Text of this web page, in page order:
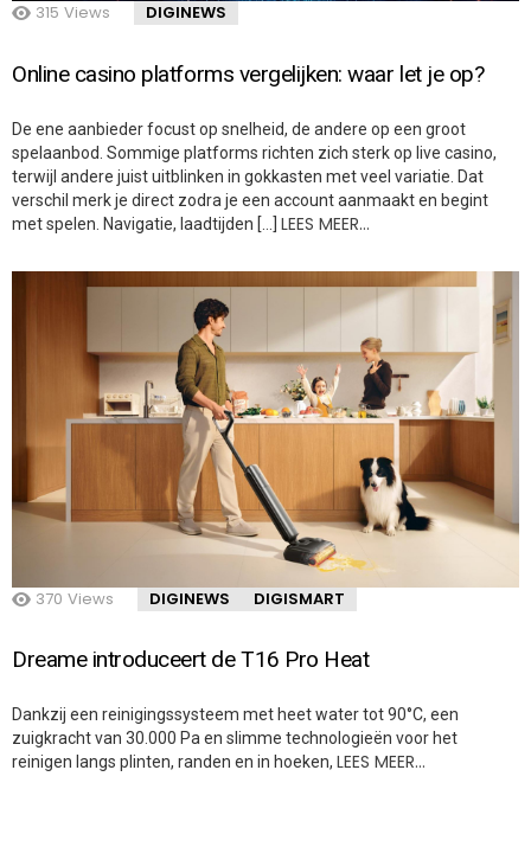
315 Views DIGINEWS
Online casino platforms vergelijken: waar let je op?
De ene aanbieder focust op snelheid, de andere op een groot
spelaanbod. Sommige platforms richten zich sterk op live casino,
terwijl andere juist uitblinken in gokkasten met veel variatie. Dat
verschil merk je direct zodra je een account aanmaakt en begint
met spelen. Navigatie, laadtijden […] LEES MEER…
370 Views DIGINEWS DIGISMART
Dreame introduceert de T16 Pro Heat
Dankzij een reinigingssysteem met heet water tot 90°C, een
zuigkracht van 30.000 Pa en slimme technologieën voor het
reinigen langs plinten, randen en in hoeken, LEES MEER…